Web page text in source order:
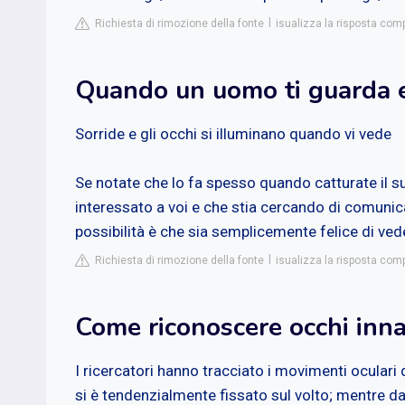
Richiesta di rimozione della fonte isualizza la risposta
Quando un uomo ti guarda
Sorride e gli occhi si illuminano quando vi vede
Se notate che lo fa spesso quando catturate il
interessato a voi e che stia cercando di
possibilità è che sia semplicemente felice di
Richiesta di rimozione della fonte isualizza la risposta
Come riconoscere occhi
I ricercatori hanno tracciato i movimenti
si è tendenzialmente fissato sul volto; mentre